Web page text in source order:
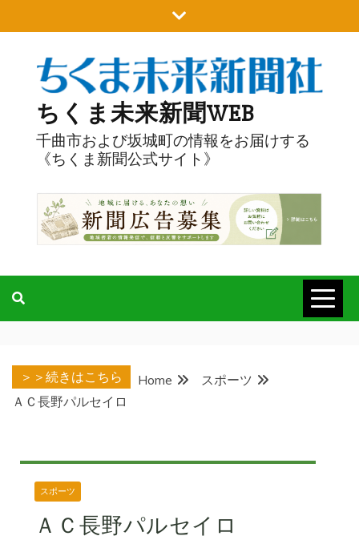
to
ちくま未来新聞WEB
千曲市および坂城町の情報をお届けする
《ちくま新聞公式サイト》
＞＞続きはこちら Home
スポーツ
ＡＣ長野パルセイロ
スポーツ
ＡＣ長野パルセイロ